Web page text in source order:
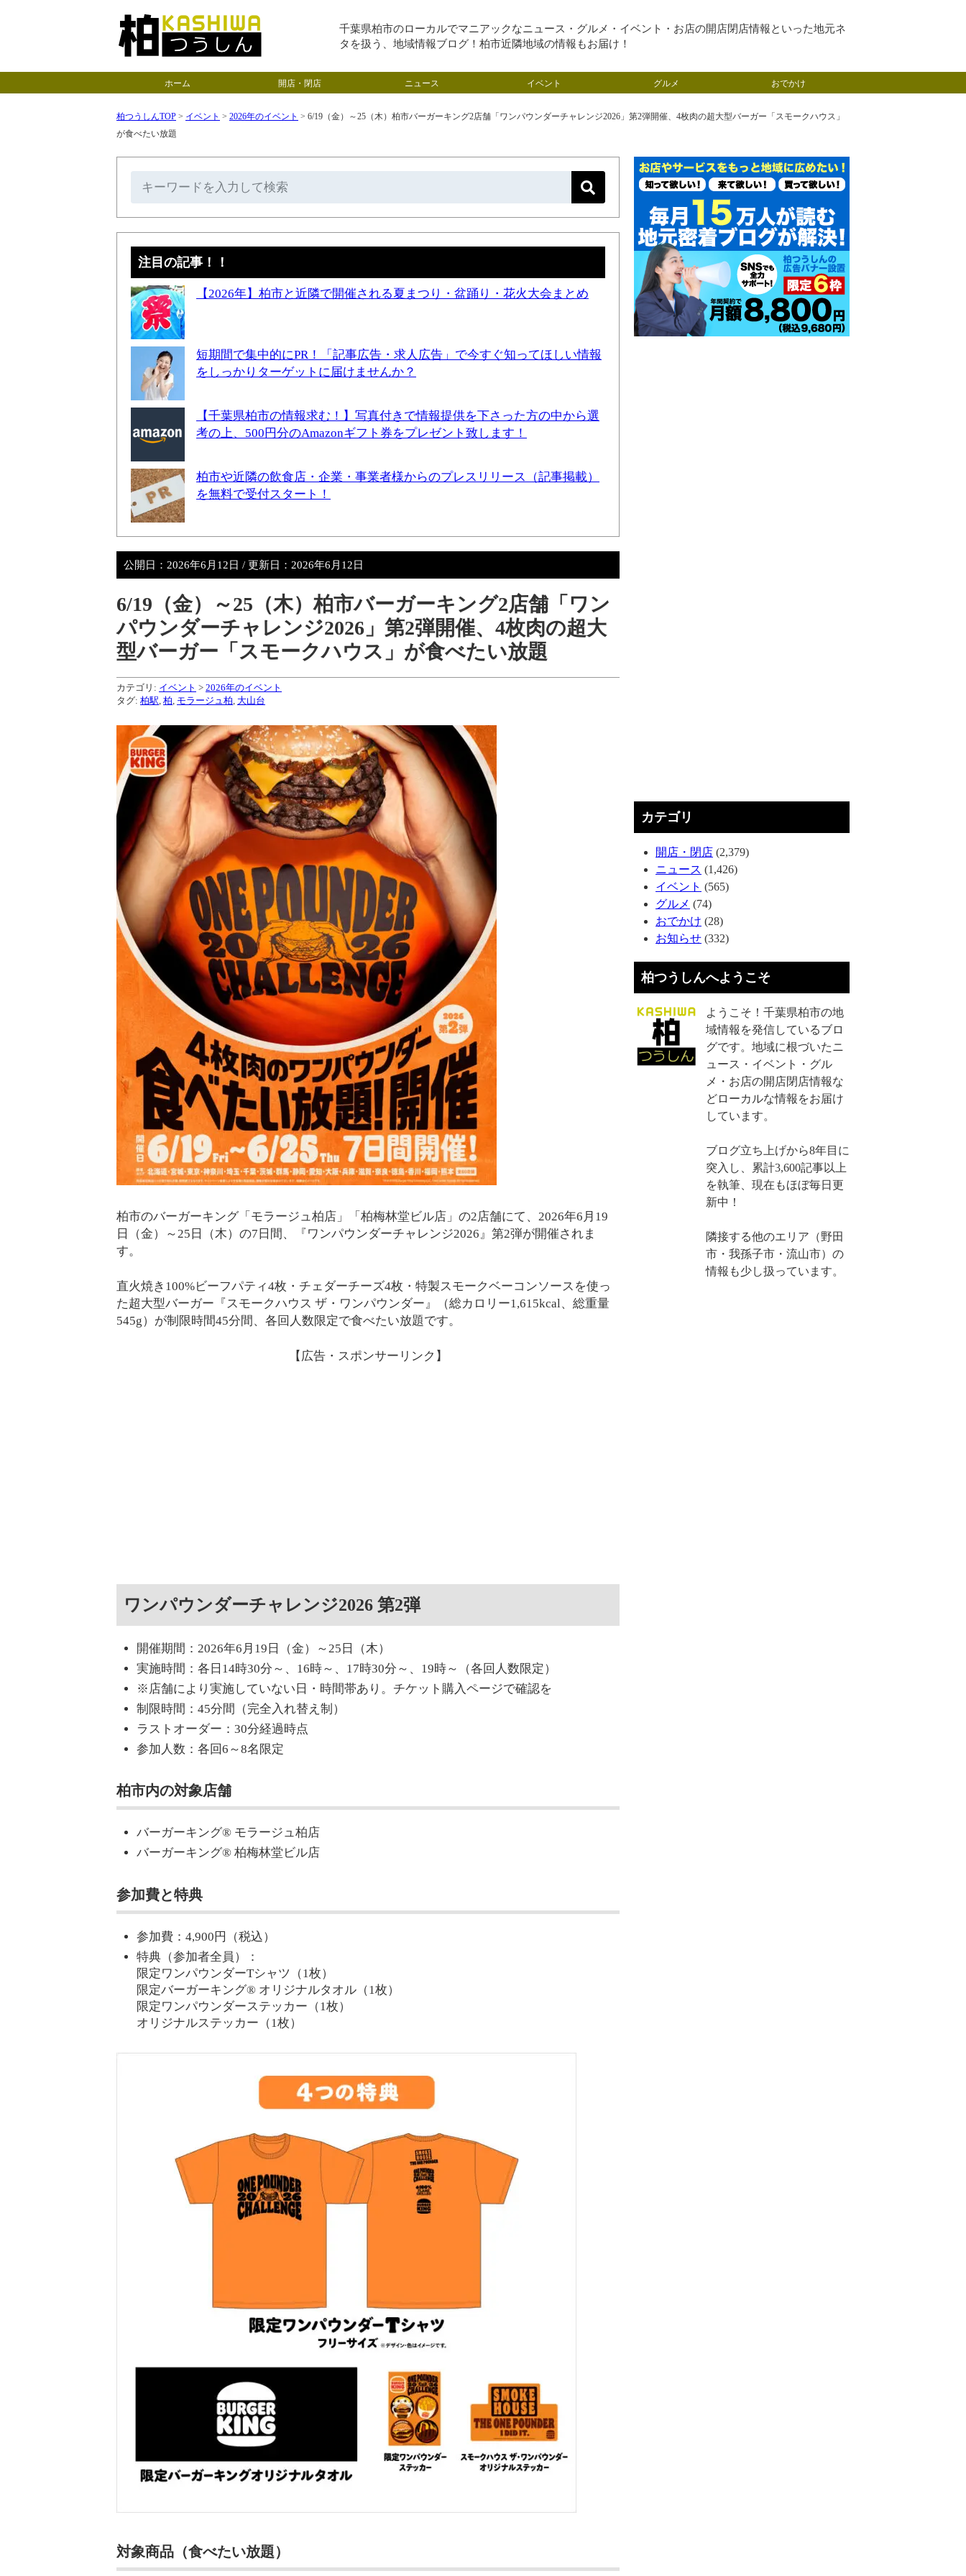
千葉県柏市のローカルでマニアックなニュース・グルメ・イベント・お店の開店閉店情報といった地元ネ
タを扱う、地域情報ブログ！柏市近隣地域の情報もお届け！
ホーム 開店・閉店 ニュース イベント グルメ おでかけ
柏つうしんTOP > イベント > 2026年のイベント > 6/19（金）～25（木）柏市バーガーキング2店舗「ワンパウンダーチャレンジ2026」第2弾開催、4枚肉の超大型バーガー「スモークハウス」
が食べたい放題
注目の記事！！
【2026年】柏市と近隣で開催される夏まつり・盆踊り・花火大会まとめ
短期間で集中的にPR！「記事広告・求人広告」で今すぐ知ってほしい情報
をしっかりターゲットに届けませんか？
【千葉県柏市の情報求む！】写真付きで情報提供を下さった方の中から選
考の上、500円分のAmazonギフト券をプレゼント致します！
柏市や近隣の飲食店・企業・事業者様からのプレスリリース（記事掲載）
を無料で受付スタート！
公開日： 2026年6月12日 / 更新日： 2026年6月12日
6/19（金）～25（木）柏市バーガーキング2店舗「ワン
パウンダーチャレンジ2026」第2弾開催、4枚肉の超大
型バーガー「スモークハウス」が食べたい放題
カテゴリ: イベント > 2026年のイベント
タグ: 柏駅 柏 モラージュ柏 大山台
柏市のバーガーキング「モラージュ柏店」「柏梅林堂ビル店」の2店舗にて、2026年6月19
日（金）～25日（木）の7日間、『ワンパウンダーチャレンジ2026』第2弾が開催されま
す。
直火焼き100%ビーフパティ4枚・チェダーチーズ4枚・特製スモークベーコンソースを使っ
た超大型バーガー『スモークハウス ザ・ワンパウンダー』（総カロリー1,615kcal、総重量
545g）が制限時間45分間、各回人数限定で食べたい放題です。
【広告・スポンサーリンク】
ワンパウンダーチャレンジ2026 第2弾
開催期間：2026年6月19日（金）～25日（木）
実施時間：各日14時30分～、16時～、17時30分～、19時～（各回人数限定）
※店舗により実施していない日・時間帯あり。チケット購入ページで確認を
制限時間：45分間（完全入れ替え制）
ラストオーダー：30分経過時点
参加人数：各回6～8名限定
柏市内の対象店舗
バーガーキング® モラージュ柏店
バーガーキング® 柏梅林堂ビル店
参加費と特典
参加費：4,900円（税込）
特典（参加者全員）：
限定ワンパウンダーTシャツ（1枚）
限定バーガーキング® オリジナルタオル（1枚）
限定ワンパウンダーステッカー（1枚）
オリジナルステッカー（1枚）
対象商品（食べたい放題）
カテゴリ
開店・閉店 (2,379)
ニュース (1,426)
イベント (565)
グルメ (74)
おでかけ (28)
お知らせ (332)
柏つうしんへようこそ
ようこそ！千葉県柏市の地
域情報を発信しているブロ
グです。地域に根づいたニ
ュース・イベント・グル
メ・お店の開店閉店情報な
どローカルな情報をお届け
しています。
ブログ立ち上げから8年目に
突入し、累計3,600記事以上
を執筆、現在もほぼ毎日更
新中！
隣接する他のエリア（野田
市・我孫子市・流山市）の
情報も少し扱っています。